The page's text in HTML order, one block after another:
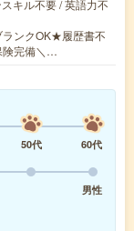
キル不要 / 英語力不
ンクOK★履歴書不
険完備＼…
50代
60代
男性